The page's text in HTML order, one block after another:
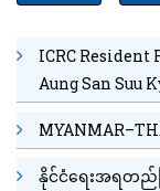
ICRC
Aung San Suu
နိုင်ငံရေးအရတ